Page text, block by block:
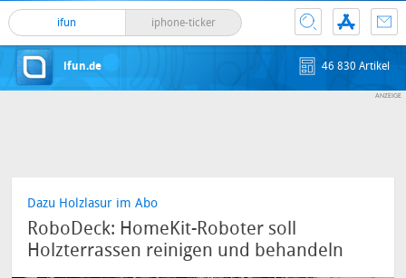
ifun iphone-ticker
ifun.de 46 830 Artikel
Dazu Holzlasur im Abo
RoboDeck: HomeKit-Roboter soll
Holzterrassen reinigen und behandeln